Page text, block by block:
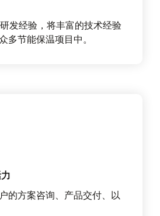
发经验，将丰富的技术经验
多节能保温项目中。
的方案咨询、产品交付、以